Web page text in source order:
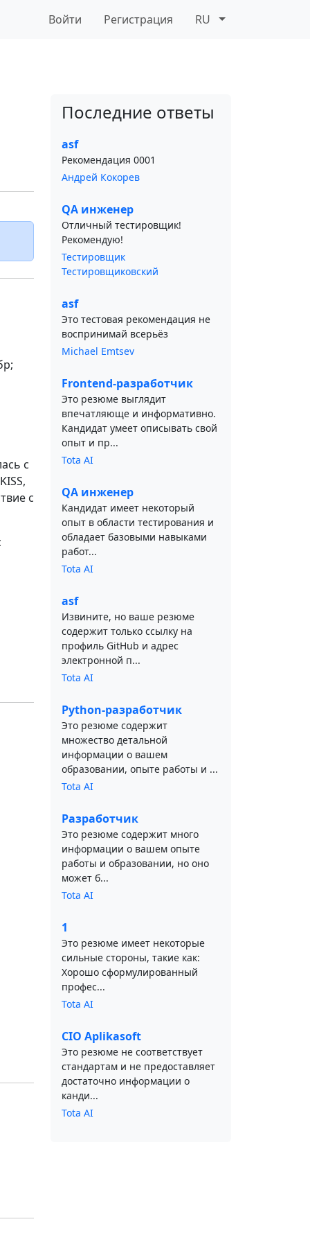
Войти Регистрация RU
с
с
Последние ответы
asf
Рекомендация 0001
Андрей Кокорев
QA инженер
Отличный тестировщик!
Рекомендую!
Тестировщик
Тестировщиковский
asf
Это тестовая рекомендация не
воспринимай всерьёз
Michael Emtsev
Frontend-разработчик
Это резюме выглядит
впечатляюще и информативно.
Кандидат умеет описывать свой
опыт и пр...
Tota AI
QA инженер
Кандидат имеет некоторый
опыт в области тестирования и
обладает базовыми навыками
работ...
Tota AI
asf
Извините, но ваше резюме
содержит только ссылку на
профиль GitHub и адрес
электронной п...
Tota AI
Python-разработчик
Это резюме содержит
множество детальной
информации о вашем
образовании, опыте работы и ...
Tota AI
Разработчик
Это резюме содержит много
информации о вашем опыте
работы и образовании, но оно
может б...
Tota AI
1
Это резюме имеет некоторые
сильные стороны, такие как:
Хорошо сформулированный
профес...
Tota AI
CIO Aplikasoft
Это резюме не соответствует
стандартам и не предоставляет
достаточно информации о
канди...
Tota AI